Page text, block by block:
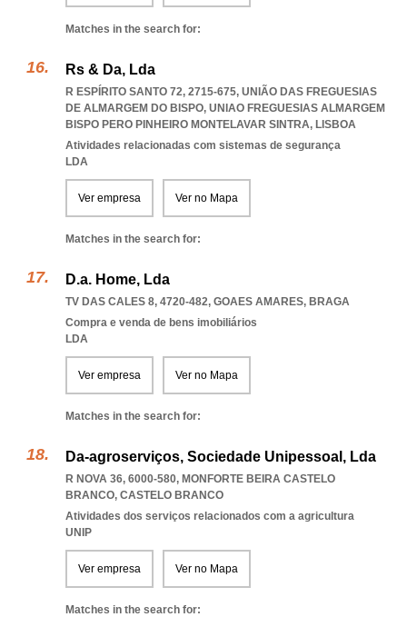
Matches in the search for:
Rs & Da, Lda
R ESPÍRITO SANTO 72, 2715-675, UNIÃO DAS FREGUESIAS
DE ALMARGEM DO BISPO, UNIAO FREGUESIAS ALMARGEM
BISPO PERO PINHEIRO MONTELAVAR SINTRA, LISBOA
Atividades relacionadas com sistemas de segurança
LDA
Ver empresa Ver no Mapa
Matches in the search for:
D.a. Home, Lda
TV DAS CALES 8, 4720-482, GOAES AMARES, BRAGA
Compra e venda de bens imobiliários
LDA
Ver empresa Ver no Mapa
Matches in the search for:
Da-agroserviços, Sociedade Unipessoal, Lda
R NOVA 36, 6000-580, MONFORTE BEIRA CASTELO
BRANCO, CASTELO BRANCO
Atividades dos serviços relacionados com a agricultura
UNIP
Ver empresa Ver no Mapa
Matches in the search for: